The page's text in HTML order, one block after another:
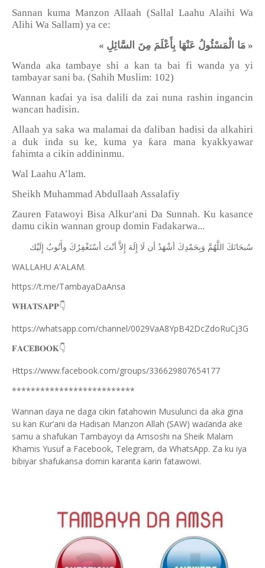
Sannan kuma Manzon Allaah (Sallal Laahu Alaihi Wa
Alihi Wa Sallam) ya ce:
« مَا الْمَسْئُولُ عَنْهَا بِأَعْلَمَ مِنَ السَّائِلِ »
Wanda aka tambaye shi a kan ta bai fi wanda ya yi
tambayar sani ba. (Sahih Muslim: 102)
Wannan kaɗai ya isa dalili da zai nuna rashin ingancin
wancan hadisin.
Allaah ya saka wa malamai daɗaliban hadisi da alkahiri
a duk inda su ke, kuma yaƙara mana kyakkyawar
fahimta a cikin addininmu.
Wal Laahu A’lam.
Sheikh Muhammad Abdullaah Assalafiy
Zauren Fatawoyi Bisa Alkur'ani Da Sunnah. Ku kasance
damu cikin wannan group domin Fadakarwa...
ﺳُﺒﺤَﺎﻧَﻚَ ﺍﻟﻠَّﻬُﻢَّ ﻭَﺑِﺤَﻤْﺪِﻙَ ﺃﺷْﻬَﺪُ ﺃﻥ ﻟَﺎ ﺇِﻟَﻪَ ﺇِﻻَّ ﺃﻧْﺖَ ﺃﺳْﺘَﻐْﻔِﺮُﻙَ ﻭﺃَﺗُﻮﺏُ ﺇِﻟَﻴْﻚ
WALLAHU A'ALAM.
https://t.me/TambayaDaAnsa
𝐖𝐇𝐀𝐓𝐒𝐀𝐏𝐏👇
https://whatsapp.com/channel/0029VaA8YpB42DcZdoRuCj3G
𝐅𝐀𝐂𝐄𝐁𝐎𝐎𝐊👇
Https://www.facebook.com/groups/336629807654177
**************************
Wannan ɗaya ne daga cikin fatahowin Musulunci da aka gina
su kan Ƙur’ani da Hadisan Manzon Allah (SAW) waɗanda ake
samu a shafukan Tambayoyi da Amsoshi na Sheik Malam
Khamis Yusuf a Facebook, Telegram, da WhatsApp. Za ku iya
bibiyar shafukansa domin karanta ƙarin fatawowi.